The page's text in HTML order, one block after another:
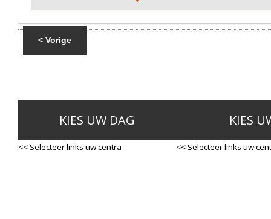
< Vorige
KIES UW DAG
<< Selecteer links uw centra
KIES
<< Selecteer links uw